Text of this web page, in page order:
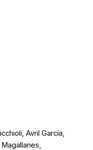
Avril García,